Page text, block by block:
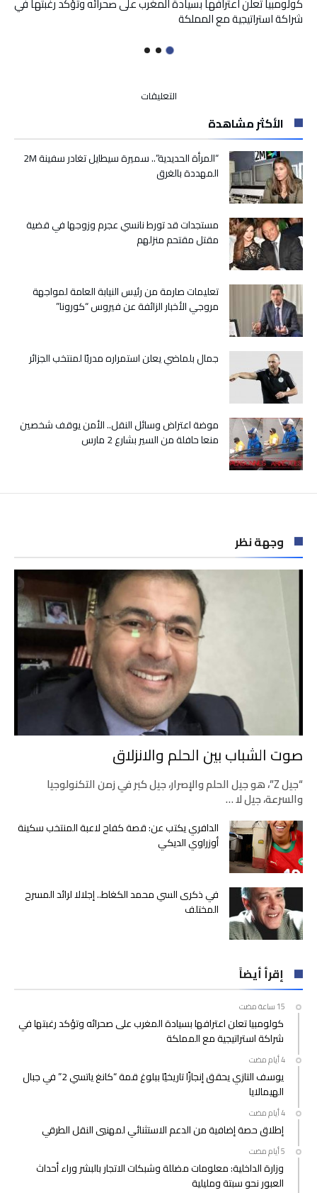
شراكة استراتيجية مع المملكة
التعليقات
أول
لاعب
كرة
الأكثر مشاهدة
“المرأة الحديدية”.. سميرة سيطايل تغادر سفينة 2M
المهددة بالغرق
مستجدات قد تورط نانسي عجرم وزوجها في قضية
مقتل مقتحم منزلهم
تعليمات صارمة من رئيس النيابة العامة لمواجهة
مروجي الأخبار الزائفة عن فيروس “كورونا”
جمال بلماضي يعلن استمراره مدربًا لمنتخب الجزائر
موضة اعتراض وسائل النقل.. الأمن يوقف شخصين
منعا حافلة من السير بشارع 2 مارس
وجهة نظر
صوت الشباب بين الحلم والانزلاق
“جيل Z”، هو جيل الحلم والإصرار، جيل كبر في زمن التكنولوجيا
والسرعة، جيل لا …
الدافري يكتب عن: قصة كفاح لاعبة المنتخب سكينة
أوزراوي الديكي
في ذكرى السي محمد الكغاط.. إجلالا لرائد المسرح
المختلف
إقرأ أيضاً
كولومبيا تعلن اعترافها بسيادة المغرب على صحرائه وتؤكد رغبتها في
شراكة استراتيجية مع المملكة
يوسف التازي يحقق إنجازًا تاريخيًا ببلوغ قمة “كانغ ياتسي 2” في جبال
الهيمالايا
إطلاق حصة إضافية من الدعم الاستثنائي لمهنيي النقل الطرقي
وزارة الداخلية: معلومات مضللة وشبكات الاتجار بالبشر وراء أحداث
العبور نحو سبتة ومليلية